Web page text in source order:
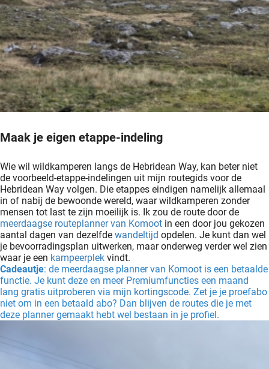
Maak je eigen etappe-indeling
Wie wil wildkamperen langs de Hebridean Way, kan beter niet
de voorbeeld-etappe-indelingen uit mijn routegids voor de
Hebridean Way volgen. Die etappes eindigen namelijk allemaal
in of nabij de bewoonde wereld, waar wildkamperen zonder
mensen tot last te zijn moeilijk is. Ik zou de route door de
meerdaagse routeplanner van Komoot in een door jou gekozen
aantal dagen van dezelfde wandeltijd opdelen. Je kunt dan wel
je bevoorradingsplan uitwerken, maar onderweg verder wel zien
waar je een kampeerplek vindt.
Cadeautje: de meerdaagse planner van Komoot is een betaalde
functie. Je kunt deze en meer Premiumfuncties een maand
lang gratis uitproberen via mijn kortingscode. Zet je je proefabo
niet om in een betaald abo? Dan blijven de routes die je met
deze planner gemaakt hebt wel bestaan in je profiel.